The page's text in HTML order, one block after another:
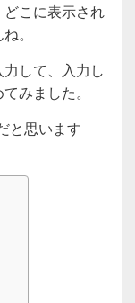
こに表示され
。
して、入力し
みました。
と思います